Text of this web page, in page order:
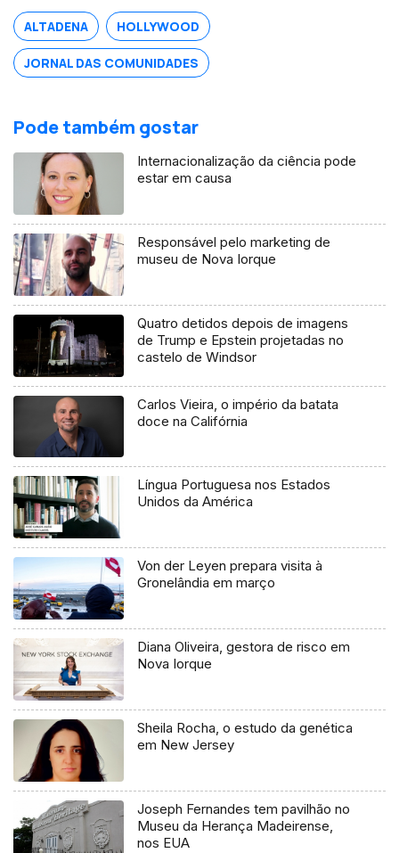
ALTADENA HOLLYWOOD
JORNAL DAS COMUNIDADES
Pode também gostar
Internacionalização da ciência pode
estar em causa
Responsável pelo marketing de
museu de Nova Iorque
Quatro detidos depois de imagens
de Trump e Epstein projetadas no
castelo de Windsor
Carlos Vieira, o império da batata
doce na Califórnia
Língua Portuguesa nos Estados
Unidos da América
Von der Leyen prepara visita à
Gronelândia em março
Diana Oliveira, gestora de risco em
Nova Iorque
Sheila Rocha, o estudo da genética
em New Jersey
Joseph Fernandes tem pavilhão no
Museu da Herança Madeirense,
nos EUA